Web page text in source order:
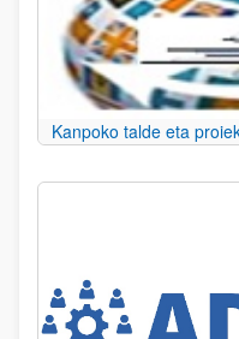
Kanpoko talde eta